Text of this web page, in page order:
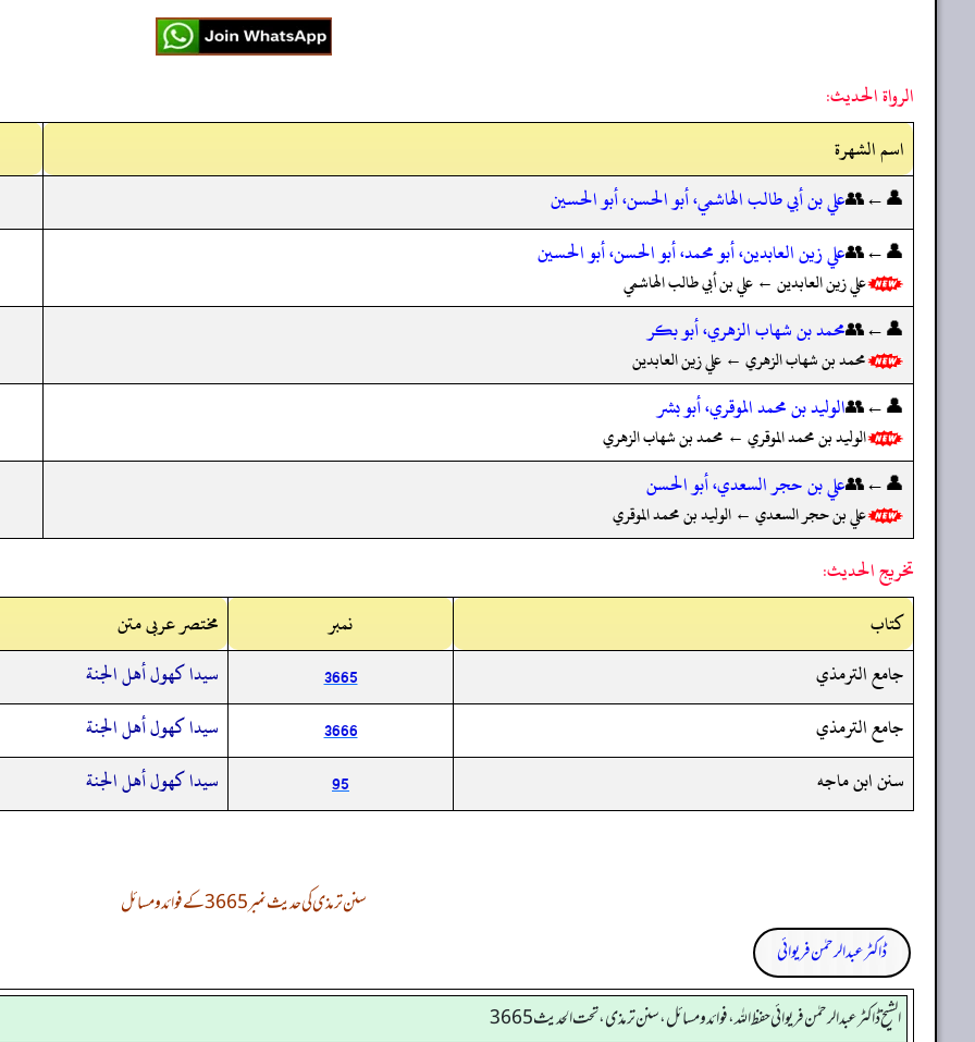
الرواة الحديث:
اسم الشهرة
👤←👥علي بن أبي طالب الهاشمي، أبو الحسن، أبو الحسين
👤←👥علي زين العابدين، أبو محمد، أبو الحسن، أبو الحسين
علي زين العابدين ← علي بن أبي طالب الهاشمي
👤←👥محمد بن شهاب الزهري، أبو بكر
محمد بن شهاب الزهري ← علي زين العابدين
👤←👥الوليد بن محمد الموقري، أبو بشر
الوليد بن محمد الموقري ← محمد بن شهاب الزهري
👤←👥علي بن حجر السعدي، أبو الحسن
علي بن حجر السعدي ← الوليد بن محمد الموقري
تخريج الحديث:
کتاب
نمبر
مختصر عربی متن
جامع الترمذي
3665
سيدا كهول أهل الجنة
جامع الترمذي
3666
سيدا كهول أهل الجنة
سنن ابن ماجه
95 سيدا كهول أهل الجنة
سنن ترمذی کی حدیث نمبر 3665 کے فوائد و مسائل
ڈاکٹر عبدالرحمٰن فریوائی
الشیخ ڈاکٹر عبد الرحمٰن فریوائی حفظ اللہ، فوائد و مسائل، سنن ترمذی، تحت الحديث 3665